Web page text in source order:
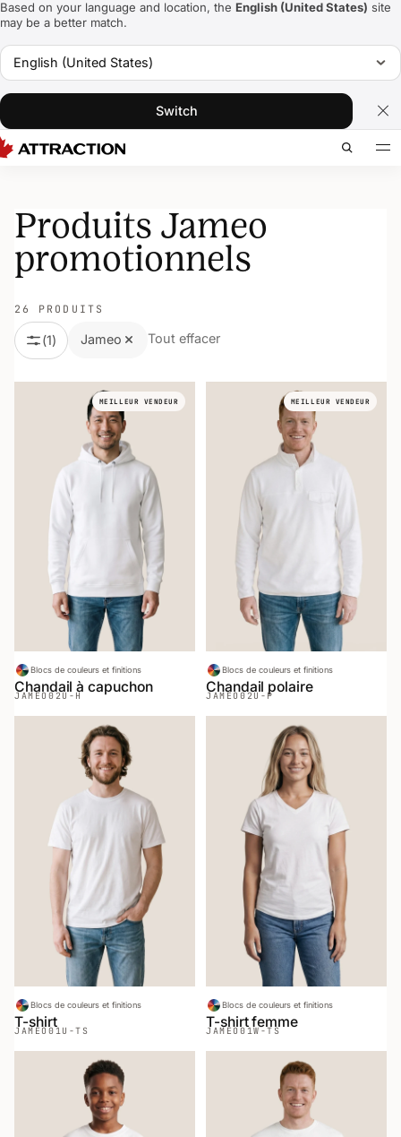
Based on your language and location, the English (United States) site
may be a better match.
English (United States)
Switch
Produits Jameo
promotionnels
26 PRODUITS
(1) Jameo Tout effacer
MEILLEUR VENDEUR
Blocs de couleurs et finitions
Chandail à capuchon
JAMEO 02U-H
MEILLEUR VENDEUR
Blocs de couleurs et finitions
Chandail polaire
JAMEO 02U-P
Blocs de couleurs et finitions
T-shirt
JAMEO 01U-TS
Blocs de couleurs et finitions
T-shirt femme
JAMEO 01W-TS